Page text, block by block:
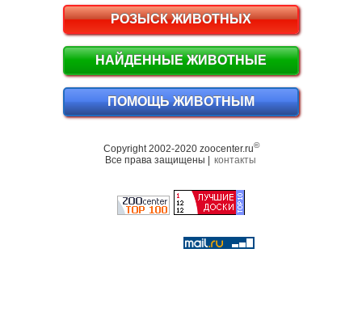
РОЗЫСК ЖИВОТНЫХ
НАЙДЕННЫЕ ЖИВОТНЫЕ
ПОМОЩЬ ЖИВОТНЫМ
Copyright 2002-2020 zoocenter.ru©
Все права защищены | контакты